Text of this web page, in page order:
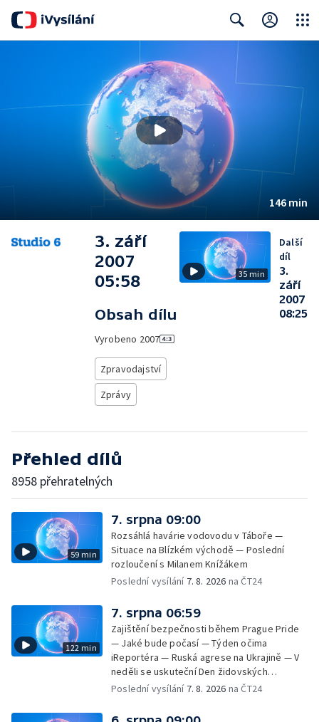
146 min
3. září
2007
05:58
Obsah dílu
Vyrobeno 2007
Zpravodajství
Zprávy
35 min
Další
díl
3.
září
2007
08:25
Přehled dílů
8958 přehratelných
59 min
7. srpna 09:00
Rozsáhlá havárie vodovodu v Táboře —
Situace na Blízkém východě — Poslední
rozloučení s Milanem Knížákem
Poslední vysílání 7. 8. 2026 na ČT24
122 min
7. srpna 06:59
Zajištění bezpečnosti během Prague Pride
— Jaké bude počasí — Týden očima
iReportéra — Ruská agrese na Ukrajině — V
neděli se uskuteční Den židovských
památek — Vila Tugendhat slaví 25 let na
atletice 2026 — Výzkum: epidemie digitálních
Poslední vysílání 7. 8. 2026 na ČT24